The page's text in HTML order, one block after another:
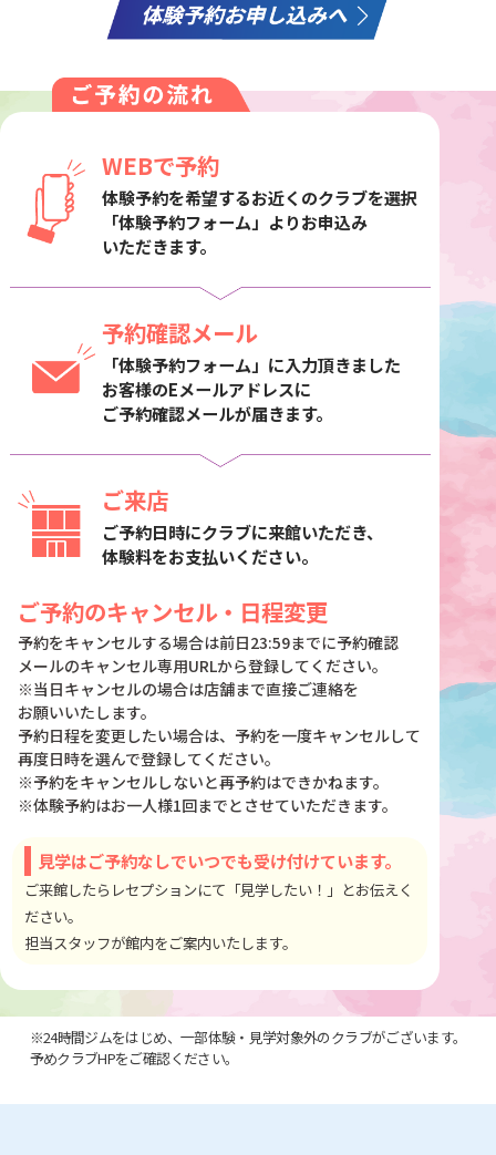
WEBで予約
体験予約を希望するお近くのクラブを選択
「体験予約フォーム」よりお申込み
いただきます。
予約確認メール
「体験予約フォーム」に入力頂きました
お客様のEメールアドレスに
ご予約確認メールが届きます。
ご来店
ご予約日時にクラブに来館いただき、
体験料をお支払いください。
ご予約のキャンセル・日程変更
予約をキャンセルする場合は前日23:59までに予約確認
メールのキャンセル専用URLから登録してください。
※当日キャンセルの場合は店舗まで直接ご連絡を
お願いいたします。
予約日程を変更したい場合は、予約を一度キャンセルして
再度日時を選んで登録してください。
※予約をキャンセルしないと再予約はできかねます。
※体験予約はお一人様1回までとさせていただきます。
見学はご予約なしでいつでも受け付けています。
ご来館したらレセプションにて「見学したい！」とお伝えく
ださい。
担当スタッフが館内をご案内いたします。
※24時間ジムをはじめ、一部体験・見学対象外のクラブがございます。
予めクラブHPをご確認ください。